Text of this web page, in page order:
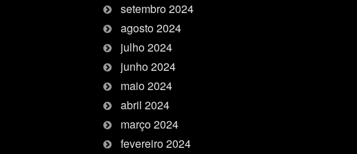
setembro 2024
agosto 2024
julho 2024
junho 2024
maio 2024
abril 2024
março 2024
fevereiro 2024